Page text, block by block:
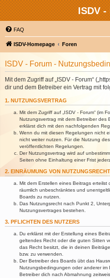
ISDV -
FAQ
ISDV-Homepage Foren
ISDV - Forum -
Mit dem Zugriff auf „ISDV - Forum“
dir und dem Betreiber ein Vertrag mit
1. NUTZUNGSVERTRAG
Mit dem Zugriff auf „ISDV - Forum“ (im
Nutzungsvertrag mit dem Betreiber des
erklärst dich mit den nachfolgenden
Wenn du mit diesen Regelungen nicht
nicht weiter nutzen. Für die Nutzung
veröffentlichten Regelungen.
Der Nutzungsvertrag wird auf
Seiten ohne Einhaltung einer Frist
2. EINRÄUMUNG VON
Mit dem Erstellen eines Beitrags
räumlich unbeschränktes und
Boards zu nutzen.
Das Nutzungsrecht nach Punkt 2,
Nutzungsvertrages bestehen.
3. PFLICHTEN DES NUTZERS
Du erklärst mit der Erstellung eines
geltendes Recht oder die guten Sitten
das Recht besitzt, die in deinen
bzw. zu verwenden.
Der Betreiber des Boards übt das
Nutzungsbedingungen oder anderer
Betreiber dich nach Abmahnung